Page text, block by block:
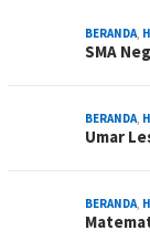
BERANDA,
SMA
BERANDA,
Umar
BERANDA,